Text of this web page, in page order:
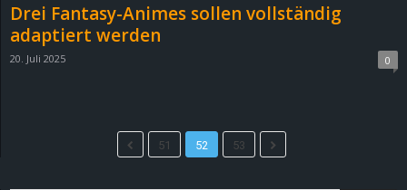
Drei Fantasy-Animes sollen vollständig
adaptiert werden
20. Juli 2025 0
51 52 53